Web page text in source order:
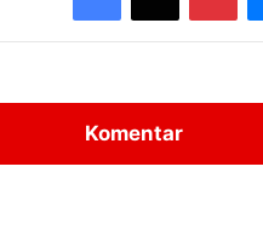
Komentar